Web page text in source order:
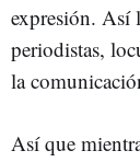
expresión. Así
periodistas,
la
Así que